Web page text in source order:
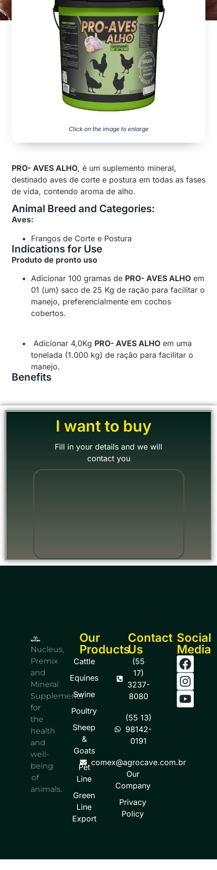
Click on the image to enlarge
PRO- AVES ALHO, é um suplemento mineral,
destinado aves de corte e postura em todas as fases
de vida, contendo aroma de alho.
Animal Breed and Categories:
Aves:
Frangos de Corte e Postura
Indications for Use
Produto de pronto uso
Adicionar 100 gramas de PRO- AVES ALHO em
01 (um) saco de 25 Kg de ração para facilitar o
manejo, preferencialmente em cochos
cobertos.
Adicionar 4,0Kg PRO- AVES ALHO em uma
tonelada (1.000 kg) de ração para facilitar o
manejo.
Benefits
I want to buy
Fill in your details and we will
contact you
"
Nucleus,
Premix
and
Mineral
Supplements
for
the
health
and
well-
being
of
animals.
Our
Products
Cattle
Equines
Swine
Poultry
Sheep
&
Goats
Pet
Line
Green
Line
Export
Contact
Us
(55
17)
3237-
8080
(55 13)
98142-
0191
comex@agrocave.com.br
Our
Company
Privacy
Policy
Social
Media